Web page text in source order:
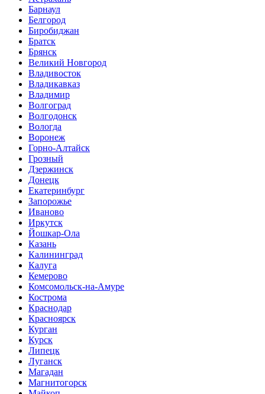
Барнаул
Белгород
Биробиджан
Братск
Брянск
Великий Новгород
Владивосток
Владикавказ
Владимир
Волгоград
Волгодонск
Вологда
Воронеж
Горно-Алтайск
Грозный
Дзержинск
Донецк
Екатеринбург
Запорожье
Иваново
Иркутск
Йошкар-Ола
Казань
Калининград
Калуга
Кемерово
Комсомольск-на-Амуре
Кострома
Краснодар
Красноярск
Курган
Курск
Липецк
Луганск
Магадан
Магнитогорск